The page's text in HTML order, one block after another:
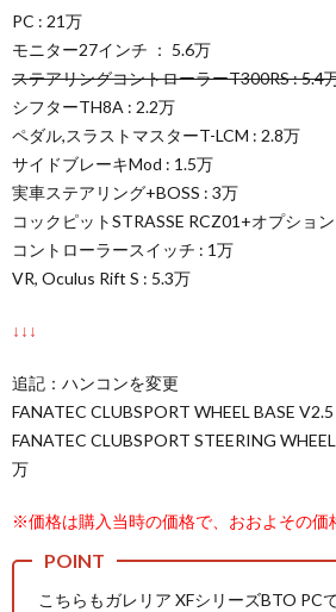
PC : 21万
モニター27インチ ： 5.6万
ステアリングコントローラーT300RS : 5.4
シフターTH8A : 2.2万
ペダル,スラストマスターT-LCM : 2.8万
サイドブレーキMod : 1.5万
実車ステアリング+BOSS : 3万
コックピットSTRASSE RCZ01+オプショ
コントローラースイッチ : 1万
VR, Oculus Rift S : 5.3万
↓↓↓
追記：ハンコンを変更
FANATEC CLUBSPORT WHEEL BASE
FANATEC CLUBSPORT STEERING
万
※価格は購入当時の価格で、おおよその価
こちらもガレリア XFシリーズBTO PC